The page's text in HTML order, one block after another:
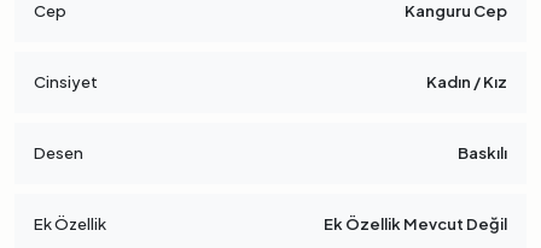
Cep Kanguru Cep
Cinsiyet Kadın / Kız
Desen Baskılı
Ek Özellik Ek Özellik Mevcut Değil